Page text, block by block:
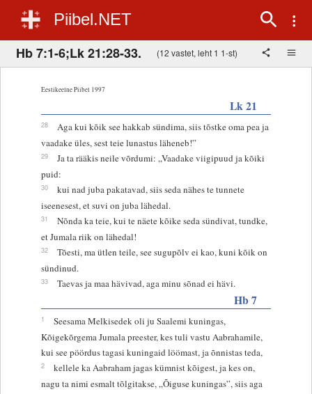
Piibel.NET
Hb 7:1-6;Lk 21:28-33. (12 vastet, leht 1 1-st)
Eestikeelne Piibel 1997
Lk 21
28
Aga kui kõik see hakkab sündima, siis tõstke oma pea ja
vaadake üles, sest teie lunastus läheneb!”
29
Ja ta rääkis neile võrdumi: „Vaadake viigipuud ja kõiki
puid:
30
kui nad juba pakatavad, siis seda nähes te tunnete
iseenesest, et suvi on juba lähedal.
31
Nõnda ka teie, kui te näete kõike seda sündivat, tundke,
et Jumala riik on lähedal!
32
Tõesti, ma ütlen teile, see sugupõlv ei kao, kuni kõik on
sündinud.
33 Taevas ja maa hävivad, aga minu sõnad ei hävi.
Hb 7
1
Seesama Melkisedek oli ju Saalemi kuningas,
Kõigekõrgema Jumala preester, kes tuli vastu Aabrahamile,
kui see pöördus tagasi kuningaid löömast, ja õnnistas teda,
2
kellele ka Aabraham jagas kümnist kõigest, ja kes on,
nagu ta nimi esmalt tõlgitakse, „Õiguse kuningas”, siis aga